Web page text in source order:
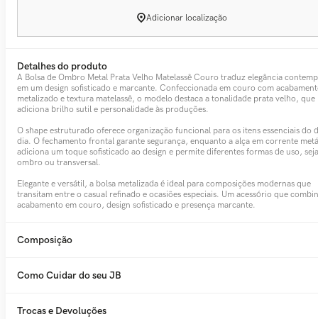
Adicionar localização
Detalhes do produto
A Bolsa de Ombro Metal Prata Velho Matelassê Couro traduz elegância
em um design sofisticado e marcante. Confeccionada em couro com
metalizado e textura matelassê, o modelo destaca a tonalidade prata velho, que
adiciona brilho sutil e personalidade às produções.
O shape estruturado oferece organização funcional para os itens essenciais do
dia. O fechamento frontal garante segurança, enquanto a alça em corrente
adiciona um toque sofisticado ao design e permite diferentes formas de uso,
ombro ou transversal.
Elegante e versátil, a bolsa metalizada é ideal para composições modernas que
transitam entre o casual refinado e ocasiões especiais. Um acessório que
acabamento em couro, design sofisticado e presença marcante.
Composição
Como Cuidar do seu JB
Trocas e Devoluções